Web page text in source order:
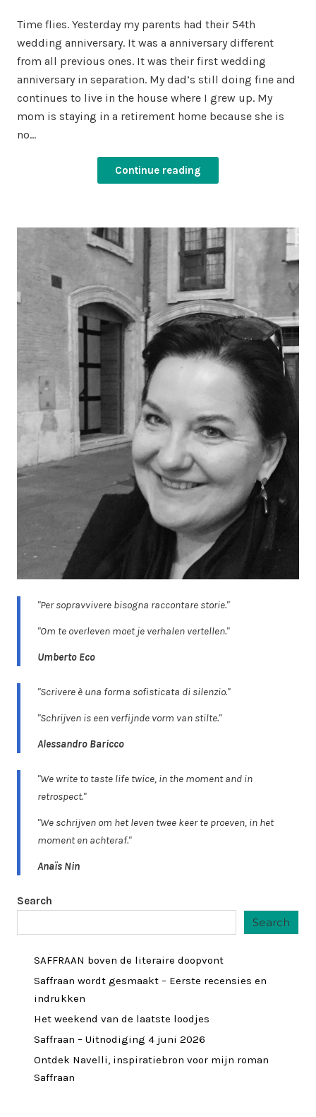
Time flies. Yesterday my parents had their 54th
wedding anniversary. It was a anniversary different
from all previous ones. It was their first wedding
anniversary in separation. My dad’s still doing fine and
continues to live in the house where I grew up. My
mom is staying in a retirement home because she is
no…
Continue reading
"Per sopravvivere bisogna raccontare storie."
"Om te overleven moet je verhalen vertellen."
Umberto Eco
"Scrivere è una forma sofisticata di silenzio."
"Schrijven is een verfijnde vorm van stilte."
Alessandro Baricco
"We write to taste life twice, in the moment and in
retrospect."
"We schrijven om het leven twee keer te proeven, in het
moment en achteraf."
Anaïs Nin
Search
Search
SAFFRAAN boven de literaire doopvont
Saffraan wordt gesmaakt – Eerste recensies en
indrukken
Het weekend van de laatste loodjes
Saffraan – Uitnodiging 4 juni 2026
Ontdek Navelli, inspiratiebron voor mijn roman
Saffraan